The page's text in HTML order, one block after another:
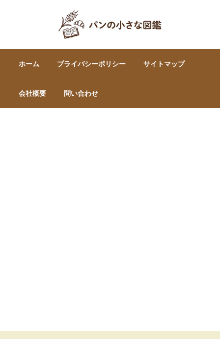
ホーム プライバシーポリシー サイトマップ
会社概要 問い合わせ